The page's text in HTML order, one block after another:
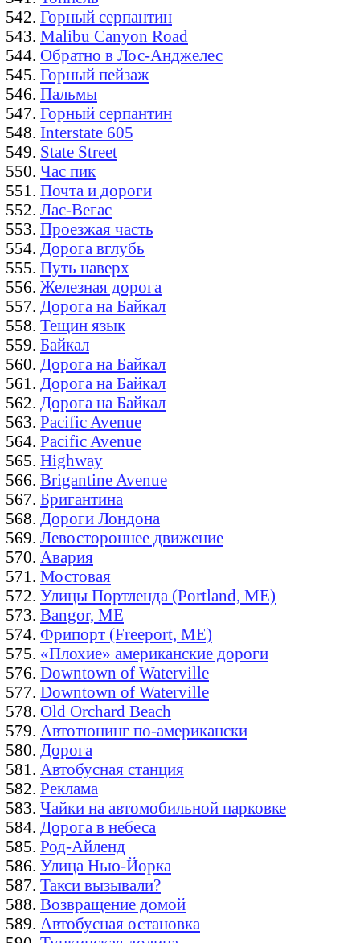
Горный серпантин
Malibu Canyon Road
Обратно в Лос-Анджелес
Горный пейзаж
Пальмы
Горный серпантин
Interstate 605
State Street
Час пик
Почта и дороги
Лас-Вегас
Проезжая часть
Дорога вглубь
Путь наверх
Железная дорога
Дорога на Байкал
Тещин язык
Байкал
Дорога на Байкал
Дорога на Байкал
Дорога на Байкал
Pacific Avenue
Pacific Avenue
Highway
Brigantine Avenue
Бригантина
Дороги Лондона
Левостороннее движение
Авария
Мостовая
Улицы Портленда (Portland, ME)
Bangor, ME
Фрипорт (Freeport, ME)
«Плохие» американские дороги
Downtown of Waterville
Downtown of Waterville
Old Orchard Beach
Автотюнинг по-американски
Дорога
Автобусная станция
Реклама
Чайки на автомобильной парковке
Дорога в небеса
Род-Айленд
Улица Нью-Йорка
Такси вызывали?
Возвращение домой
Автобусная остановка